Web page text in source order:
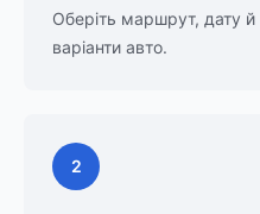
Оберіть маршрут, дату
варіанти авто.
2